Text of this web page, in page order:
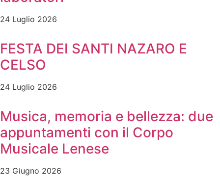
24 Luglio 2026
FESTA DEI SANTI NAZARO E
CELSO
24 Luglio 2026
Musica, memoria e bellezza: due
appuntamenti con il Corpo
Musicale Lenese
23 Giugno 2026